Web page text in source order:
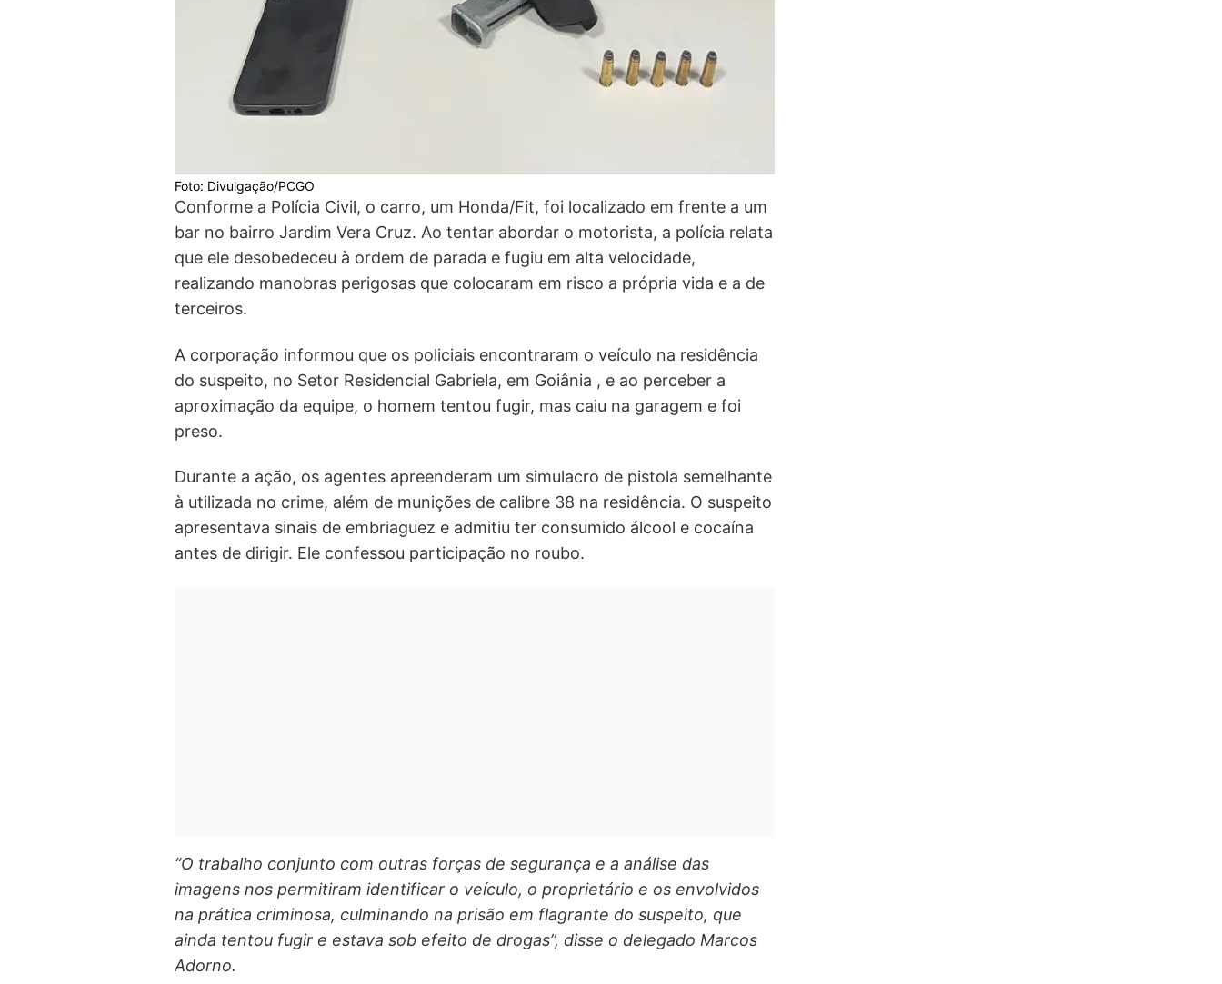
Foto: Divulgação/PCGO
Conforme a Polícia Civil, o carro, um Honda/Fit, foi localizado em frente a um
bar no bairro Jardim Vera Cruz. Ao tentar abordar o motorista, a polícia relata
que ele desobedeceu à ordem de parada e fugiu em alta velocidade,
realizando manobras perigosas que colocaram em risco a própria vida e a de
terceiros.
A corporação informou que os policiais encontraram o veículo na residência
do suspeito, no Setor Residencial Gabriela, em Goiânia , e ao perceber a
aproximação da equipe, o homem tentou fugir, mas caiu na garagem e foi
preso.
Durante a ação, os agentes apreenderam um simulacro de pistola semelhante
à utilizada no crime, além de munições de calibre 38 na residência. O suspeito
apresentava sinais de embriaguez e admitiu ter consumido álcool e cocaína
antes de dirigir. Ele confessou participação no roubo.
“O trabalho conjunto com outras forças de segurança e a análise das
imagens nos permitiram identificar o veículo, o proprietário e os envolvidos
na prática criminosa, culminando na prisão em flagrante do suspeito, que
ainda tentou fugir e estava sob efeito de drogas”, disse o delegado Marcos
Adorno.